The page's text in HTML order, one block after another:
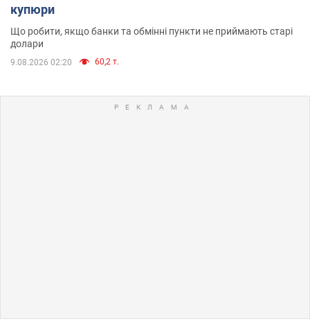
купюри
Що робити, якщо банки та обмінні пункти не приймають старі
долари
9.08.2026 02:20 60,2 т.